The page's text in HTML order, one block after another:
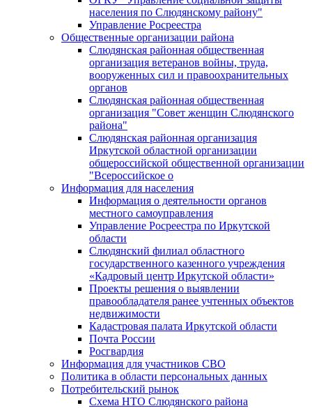
населения по Слюдянскому району"
Управление Росреестра
Общественные организации района
Слюдянская районная общественная
организация ветеранов войны, труда,
вооруженных сил и правоохранительных
органов
Слюдянская районная общественная
организация "Совет женщин Слюдянского
района"
Слюдянская районная организация
Иркутской областной организации
общероссийской общественной организации
"Всероссийское о
Информация для населения
Информация о деятельности органов
местного самоуправления
Управление Росреестра по Иркутской
области
Слюдянский филиал областного
государственного казенного учреждения
«Кадровый центр Иркутской области»
Проекты решения о выявлении
правообладателя ранее учтенных объектов
недвижимости
Кадастровая палата Иркутской области
Почта России
Росгвардия
Информация для участников СВО
Политика в области персональных данных
Потребительский рынок
Схема НТО Слюдянского района